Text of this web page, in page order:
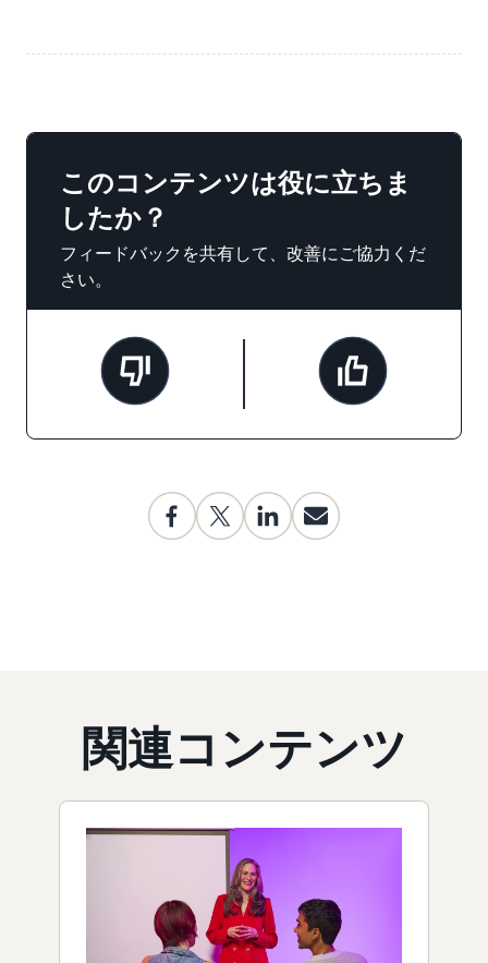
このコンテンツは役に立ちま
したか？
フィードバックを共有して、改善にご協力くだ
さい。
関連コンテンツ